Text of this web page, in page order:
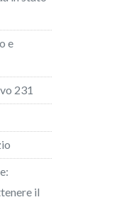
e
231
il